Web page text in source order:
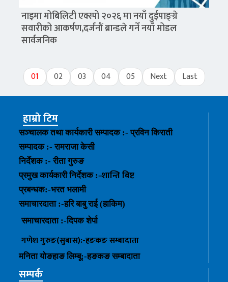
नाइमा मोबिलिटी एक्स्पो २०२६ मा नयाँ दुईपाङ्ग्रे
सवारीको आकर्षण,दर्जनौं ब्रान्डले गर्ने नयाँ मोडल
सार्वजनिक
01 02 03 04 05 Next Last
हाम्रो टिम
सञ्चालक तथा कार्यकारी सम्पादक :- प्रविन किराती
सम्पादक :- रामराजा केसी
निर्देशक :- रीता गुरुङ
प्रमुख कार्यकारी निर्देशक :-शान्ति बिष्ट
प्रबन्धक:-भरत भलामी
समाचारदाता :-हरि बाबु राई (हाकिम)
समाचारदाता :-दिपक शेर्पा
गणेश गुरुङ(सुबास):-हङकङसम्बादाता
मनिता योङहाङलिम्बू:-हङकङ सम्बादाता
सम्पर्क